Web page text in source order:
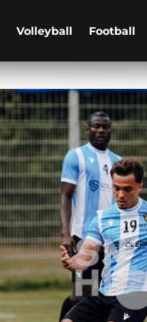
Volleyball Football